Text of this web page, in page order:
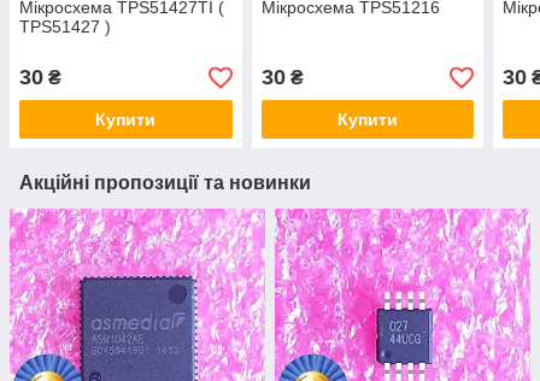
Мікросхема TPS51427TI (
TPS51427 )
30 ₴
Купити
Мікросхема TPS51216
30₴
Купити
30
Акційні пропозиції та новинки